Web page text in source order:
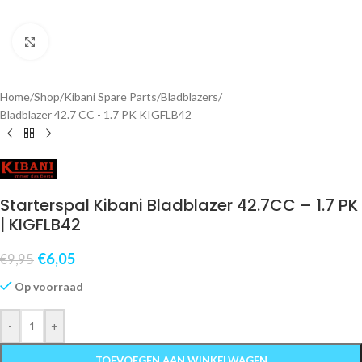
Home/Shop/Kibani Spare Parts/Bladblazers/
Bladblazer 42.7 CC - 1.7 PK KIGFLB42
Starterspal Kibani Bladblazer 42.7CC – 1.7 PK
| KIGFLB42
€9,95 €6,05
Op voorraad
- +